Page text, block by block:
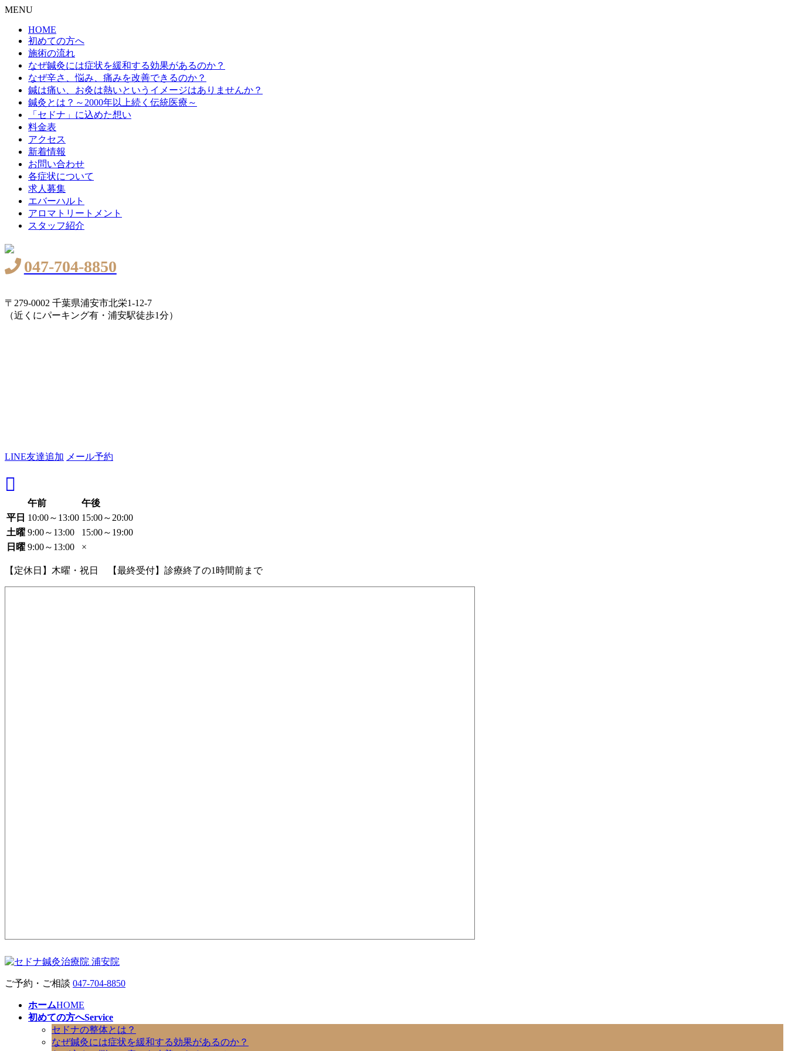
MENU
HOME
初めての方へ
施術の流れ
なぜ鍼灸には症状を緩和する効果があるのか？
なぜ辛さ、悩み、痛みを改善できるのか？
鍼は痛い、お灸は熱いというイメージはありませんか？
鍼灸とは？～2000年以上続く伝統医療～
「セドナ」に込めた想い
料金表
アクセス
新着情報
お問い合わせ
各症状について
求人募集
エバーハルト
アロマトリートメント
スタッフ紹介
047-704-8850
〒279-0002 千葉県浦安市北栄1-12-7
（近くにパーキング有・浦安駅徒歩1分）
LINE友達追加 メール予約
午前
午後
平日 10:00～13:00 15:00～20:00
土曜 9:00～13:00
15:00～19:00
日曜 9:00～13:00 ×
【定休日】木曜・祝日 【最終受付】診療終了の1時間前まで
ご予約・ご相談 047-704-8850
ホームHOME
初めての方へService
セドナの整体とは？
なぜ鍼灸には症状を緩和する効果があるのか？